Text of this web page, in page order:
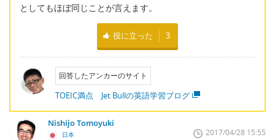
としてもほぼ同じことが言えます。
役に立った 3
回答したアンカーのサイト
TOEIC満点 Jet Bullの英語学習ブログ
Nishijo Tomoyuki
日本 2017/04/28 15:55